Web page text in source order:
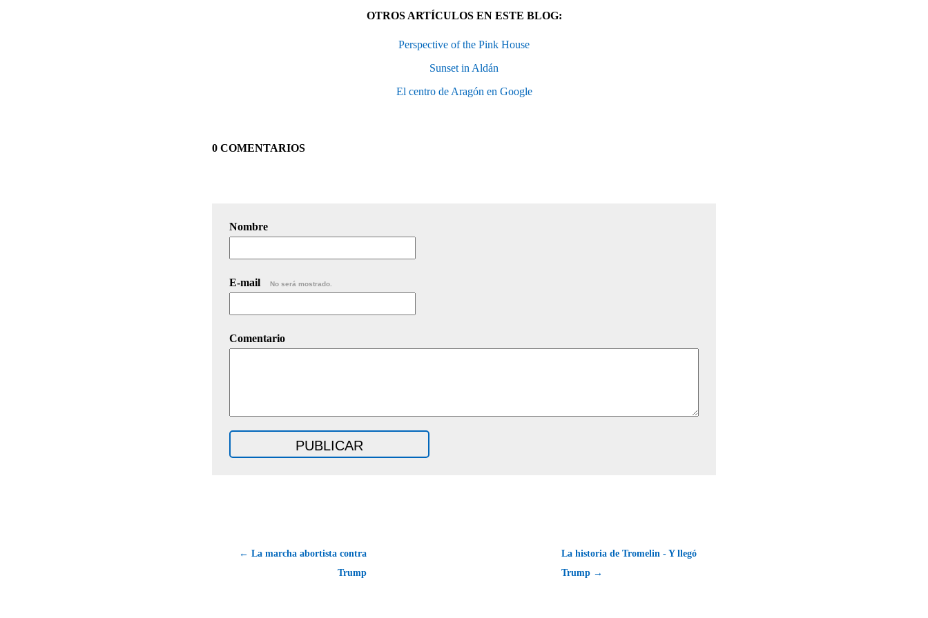
OTROS ARTÍCULOS EN ESTE BLOG:
Perspective of the Pink House
Sunset in Aldán
El centro de Aragón en Google
0 COMENTARIOS
Nombre
E-mail No será mostrado.
Comentario
← La marcha abortista contra
Trump
La historia de Tromelin - Y llegó
Trump →